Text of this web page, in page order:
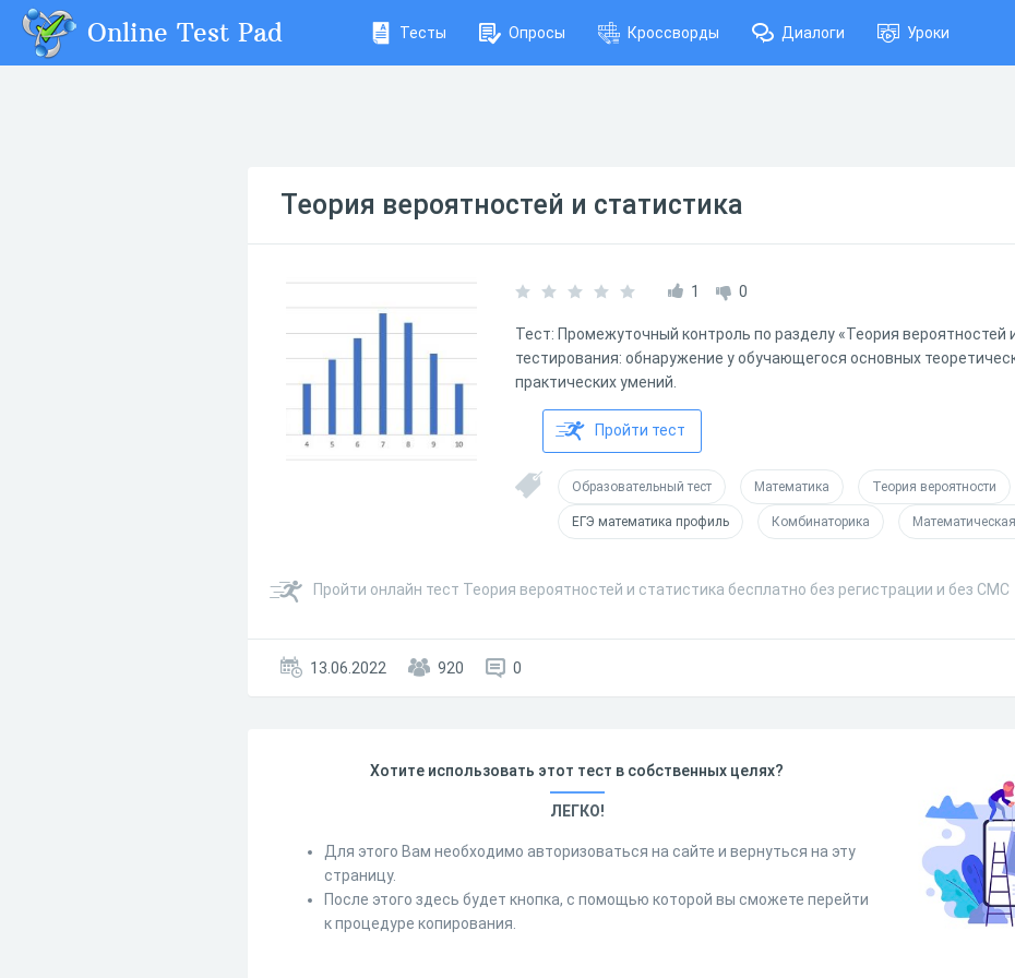
Online Test Pad Тесты Опросы Кроссворды Диалоги Уроки
Теория вероятностей и статистика
1 0
Тест: Промежуточный контроль по разделу «Теория вероятностей
тестирования: обнаружение у обучающегося основных
практических умений.
Пройти тест
Образовательный тест Математика Теория вероятности
ЕГЭ математика профиль Комбинаторика
Пройти онлайн тест Теория вероятностей и статистика бесплатно без регистрации и без СМС
13.06.2022 920 0
Хотите использовать этот тест в собственных целях?
ЛЕГКО!
Для этого Вам необходимо авторизоваться на сайте и вернуться на эту
страницу.
После этого здесь будет кнопка, с помощью которой вы сможете перейти
к процедуре копирования.